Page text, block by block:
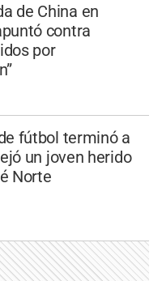
de China en
contra
por
fútbol terminó a
un joven herido
Norte